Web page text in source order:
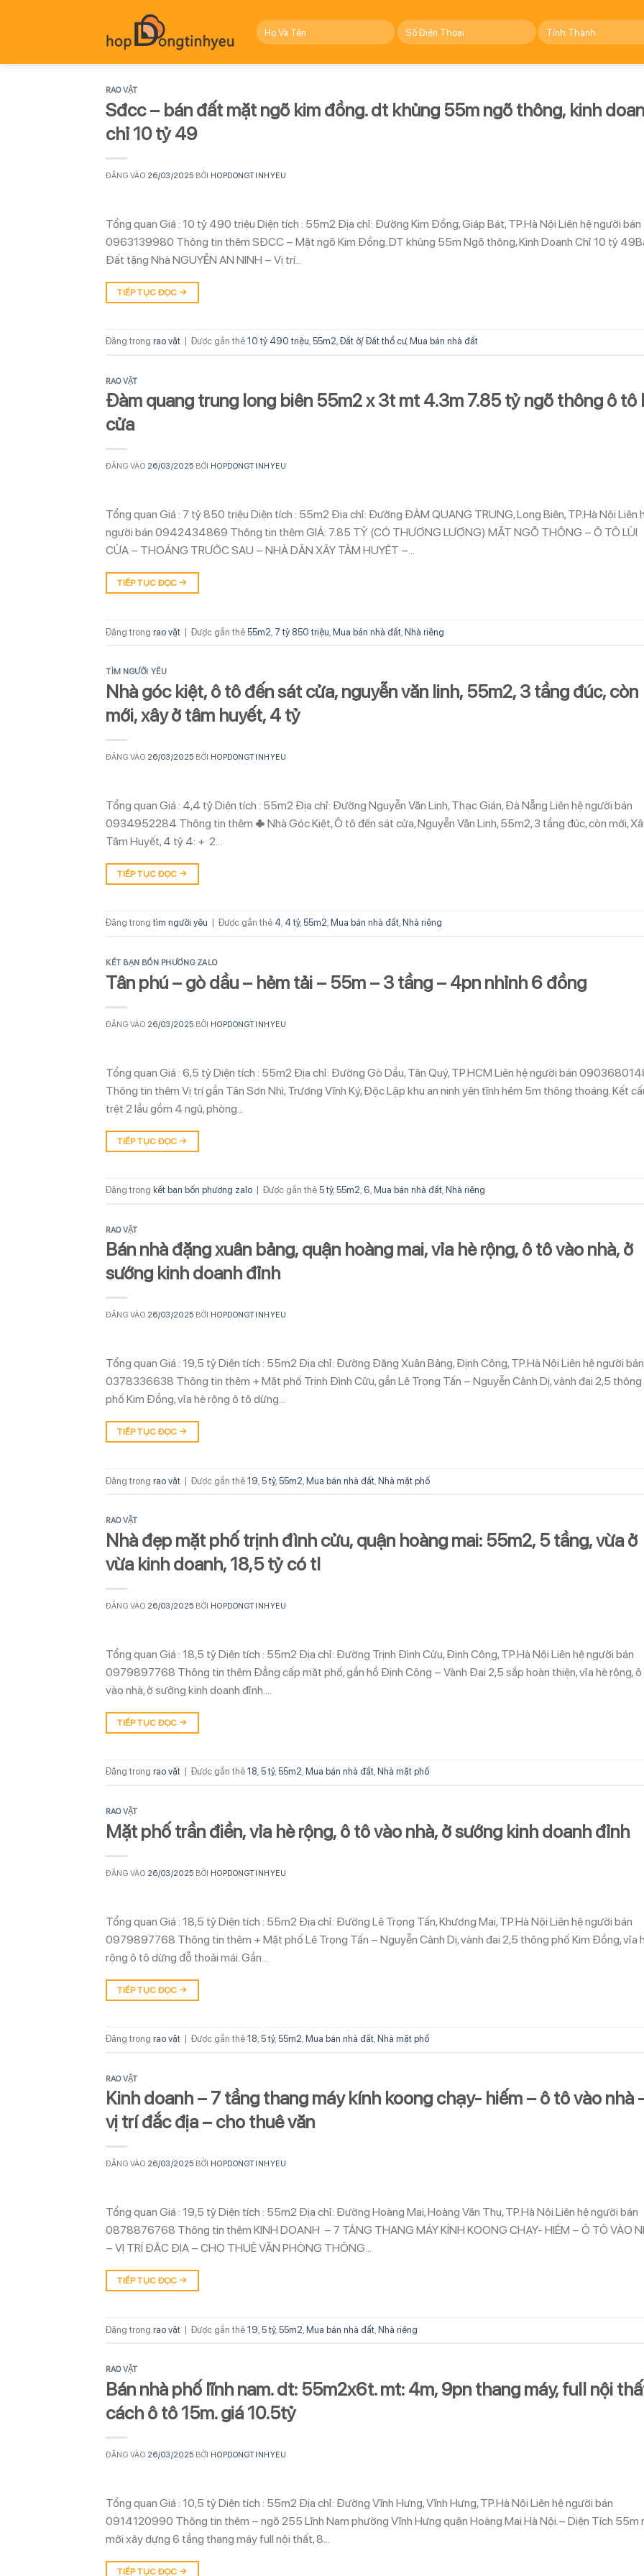
dung
RAO VẶT
Sđcc – bán đất mặt ngõ kim đồng. dt khủng 55m ngõ thông, kinh
chỉ 10 tỷ 49
ĐĂNG VÀO 26/03/2025 BỞI HOPDONGTINHYEU
Tổng quan Giá : 10 tỷ 490 triệu Diện tích : 55m2 Địa chỉ: Đường Kim Đồng, Giáp Bát, TP.Hà Nội Liên hệ người bán
0963139980 Thông tin thêm SĐCC – Mặt ngõ Kim Đồng. DT khủng 55m Ngõ thông, Kinh Doanh Chỉ 10 tỷ
Đất tặng Nhà NGUYỄN AN NINH – Vị trí…
TIẾP TỤC ĐỌC →
Đăng trong rao vặt Được gắn thẻ 10 tỷ 490 triệu 55m2 Đất ở/ Đất thổ cư, Mua bán nhà đất
RAO VẶT
Đàm quang trung long biên 55m2 x 3t mt 4.3m 7.85 tỷ ngõ thông ô tô
cửa
ĐĂNG VÀO 26/03/2025 BỞI HOPDONGTINHYEU
Tổng quan Giá : 7 tỷ 850 triệu Diện tích : 55m2 Địa chỉ: Đường ĐÀM QUANG TRUNG, Long Biên, TP.Hà Nội Liên
người bán 0942434869 Thông tin thêm GIÁ: 7.85 TỶ (CÓ THƯƠNG LƯỢNG) MẶT NGÕ THÔNG – Ô TÔ LÙI
CỬA – THOÁNG TRƯỚC SAU – NHÀ DÂN XÂY TÂM HUYẾT –…
TIẾP TỤC ĐỌC →
Đăng trong rao vặt | Được gắn thẻ 55m2 7 tỷ 850 triệu Mua bán nhà đất Nhà riêng
TÌM NGƯỜI YÊU
Nhà góc kiệt, ô tô đến sát cửa, nguyễn văn linh, 55m2, 3 tầng đúc, còn
mới, xây ở tâm huyết, 4 tỷ
ĐĂNG VÀO 26/03/2025 BỞI HOPDONGTINHYEU
Tổng quan Giá : 4,4 tỷ Diện tích : 55m2 Địa chỉ: Đường Nguyễn Văn Linh, Thạc Gián, Đà Nẵng Liên hệ người bán
0934952284 Thông tin thêm ♣ Nhà Góc Kiệt, Ô tô đến sát cửa, Nguyễn Văn Linh, 55m2, 3 tầng đúc, còn mới,
Tâm Huyết, 4 tỷ 4: + 2…
TIẾP TỤC ĐỌC →
Đăng trong tìm người yêu Được gắn thẻ 4, 4 tỷ, 55m2, Mua bán nhà đất, Nhà riêng
KẾT BẠN BỐN PHƯƠNG ZALO
Tân phú – gò dầu – hẻm tải – 55m – 3 tầng – 4pn nhỉnh 6 đồng
ĐĂNG VÀO 26/03/2025 BỞI HOPDONGTINHYEU
Tổng quan Giá : 6,5 tỷ Diện tích : 55m2 Địa chỉ: Đường Gò Dầu, Tân Quý, TP.HCM Liên hệ người bán
Thông tin thêm Vị trí gần Tân Sơn Nhì, Trương Vĩnh Ký, Độc Lập khu an ninh yên tĩnh hẻm 5m thông thoáng. Kết
trệt 2 lầu gồm 4 ngủ, phòng…
TIẾP TỤC ĐỌC →
Đăng trong kết bạn bốn phương zalo Được gắn thẻ 5 tỷ, 55m2 6 Mua bán nhà đất Nhà riêng
RAO VẶT
Bán nhà đặng xuân bảng, quận hoàng mai, vỉa hè rộng, ô tô vào nhà, ở
sướng kinh doanh đỉnh
ĐĂNG VÀO 26/03/2025 BỞI HOPDONGTINHYEU
Tổng quan Giá : 19,5 tỷ Diện tích : 55m2 Địa chỉ: Đường Đặng Xuân Bảng, Định Công, TP.Hà Nội Liên hệ người bán
0378336638 Thông tin thêm + Mặt phố Trịnh Đình Cửu, gần Lê Trọng Tấn – Nguyễn Cảnh Dị, vành đai 2,5 thông
phố Kim Đồng, vỉa hè rộng ô tô dừng…
TIẾP TỤC ĐỌC →
Đăng trong rao vặt | Được gắn thẻ 19 5 tỷ, 55m2 Mua bán nhà đất Nhà mặt phố
RAO VẶT
Nhà đẹp mặt phố trịnh đình cửu, quận hoàng mai: 55m2, 5 tầng, vừa ở
vừa kinh doanh, 18,5 tỷ có tl
ĐĂNG VÀO 26/03/2025 BỞI HOPDONGTINHYEU
Tổng quan Giá : 18,5 tỷ Diện tích : 55m2 Địa chỉ: Đường Trịnh Đình Cửu, Định Công, TP.Hà Nội Liên hệ người bán
0979897768 Thông tin thêm Đẳng cấp mặt phố, gần hồ Định Công – Vành Đai 2,5 sắp hoàn thiện, vỉa hè rộng,
vào nhà, ở sướng kinh doanh đỉnh….
TIẾP TỤC ĐỌC →
Đăng trong rao vặt Được gắn thẻ 18, 5 tỷ, 55m2, Mua bán nhà đất, Nhà mặt phố
RAO VẶT
Mặt phố trần điền, vỉa hè rộng, ô tô vào nhà, ở sướng kinh doanh đỉnh
ĐĂNG VÀO 26/03/2025 BỞI HOPDONGTINHYEU
Tổng quan Giá : 18,5 tỷ Diện tích : 55m2 Địa chỉ: Đường Lê Trọng Tấn, Khương Mai, TP.Hà Nội Liên hệ người bán
0979897768 Thông tin thêm + Mặt phố Lê Trọng Tấn – Nguyễn Cảnh Dị, vành đai 2,5 thông phố Kim Đồng, vỉa
rộng ô tô dừng đỗ thoải mái. Gần…
TIẾP TỤC ĐỌC →
Đăng trong rao vặt Được gắn thẻ 18 5 tỷ, 55m2 Mua bán nhà đất Nhà mặt phố
RAO VẶT
Kinh doanh – 7 tầng thang máy kính koong chạy- hiếm – ô tô vào nhà
vị trí đắc địa – cho thuê văn
ĐĂNG VÀO 26/03/2025 BỞI HOPDONGTINHYEU
Tổng quan Giá : 19,5 tỷ Diện tích : 55m2 Địa chỉ: Đường Hoàng Mai, Hoàng Văn Thụ, TP.Hà Nội Liên hệ người bán
0878876768 Thông tin thêm KINH DOANH – 7 TẦNG THANG MÁY KÍNH KOONG CHẠY- HIẾM – Ô TÔ VÀO
– VỊ TRÍ ĐẮC ĐỊA – CHO THUÊ VĂN PHÒNG THÔNG…
TIẾP TỤC ĐỌC →
Đăng trong rao vặt | Được gắn thẻ 19 5 tỷ, 55m2 Mua bán nhà đất Nhà riêng
RAO VẶT
Bán nhà phố lĩnh nam. dt: 55m2x6t. mt: 4m, 9pn thang máy, full nội
cách ô tô 15m. giá 10.5tỷ
ĐĂNG VÀO 26/03/2025 BỞI HOPDONGTINHYEU
Tổng quan Giá : 10,5 tỷ Diện tích : 55m2 Địa chỉ: Đường Vĩnh Hưng, Vĩnh Hưng, TP.Hà Nội Liên hệ người bán
0914120990 Thông tin thêm – ngõ 255 Lĩnh Nam phường Vĩnh Hưng quận Hoàng Mai Hà Nội.– Diện Tích 55m
mới xây dựng 6 tầng thang máy full nội thất, 8…
TIẾP TỤC ĐỌC →